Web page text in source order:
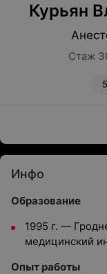
Курьян
Стаж
Инфо
Образование
1995 г. —
медицинский
Опыт работы